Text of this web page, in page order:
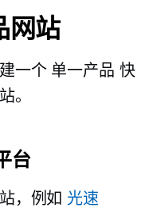
网站
一个 单一产品 快
。
台
，例如 光速